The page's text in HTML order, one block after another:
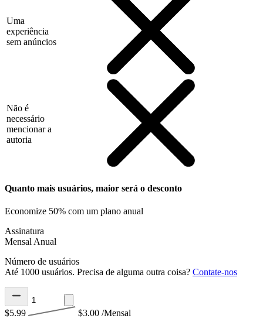
Uma
experiência
sem anúncios
Não é
necessário
mencionar a
autoria
Quanto mais usuários, maior será o desconto
Economize 50% com um plano anual
Assinatura
Mensal Anual
Número de usuários
Até 1000 usuários. Precisa de alguma outra coisa? Contate-nos
$5.99 $3.00 /Mensal